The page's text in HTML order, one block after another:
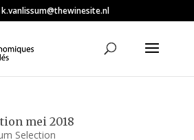
k.vanlissum@thewinesite.nl
mei 2018
Selection